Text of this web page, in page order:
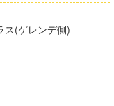
ス(ゲレンデ側)